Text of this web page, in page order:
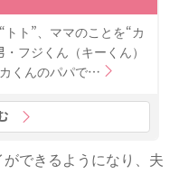
トト”、ママのことを“カ
フジくん（キーくん）
くんのパパで…
できるようになり、夫